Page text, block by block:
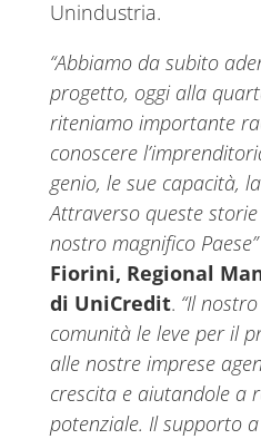
Unindustria.
“Abbiamo da subito
progetto, oggi alla
riteniamo importante
conoscere
genio, le sue capacità,
Attraverso queste
nostro magnifico Paese”
Fiorini, Regional
di UniCredit. “Il
comunità le leve per il
alle nostre imprese
crescita e aiutandole a
potenziale. Il supporto